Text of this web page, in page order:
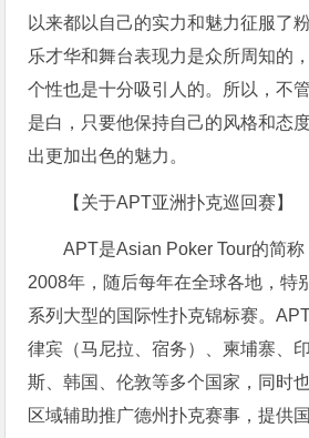
以来都以自己的实力和魅力征服了
乐才华和舞台表现力是众所周知的
个性也是十分吸引人的。所以，不
是白，只要他保持自己的风格和态
出更加出色的魅力。
【关于APT亚洲扑克巡回赛】
APT是Asian Poker Tour的简
2008年，随后每年在全球各地，特
系列大型的国际性扑克锦标赛。
律宾（马尼拉、宿务）、柬埔寨、
斯、韩国、伦敦等多个国家，同时
区域辅助推广德州扑克赛事，提供